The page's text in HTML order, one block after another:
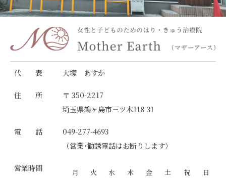
代 表 大塚 あすか
住 所
〒 350-2217
埼玉県鶴ヶ島市三ツ木118-31
電 話
049-277-4693
（営業･勧誘電話はお断りします）
営業時間 月 火 水 木 金 土 祝 日